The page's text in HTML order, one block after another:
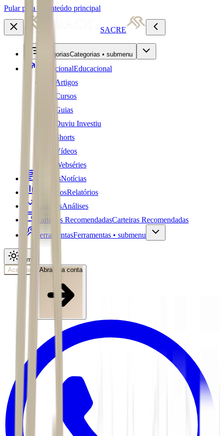
Pular para o conteúdo principal
SACRE
CategoriasCategorias • submenu
EducacionalEducacional
Artigos
Cursos
Guias
Ouviu Investiu
Shorts
Vídeos
Webséries
NotíciasNotícias
RelatóriosRelatórios
AnálisesAnálises
Carteiras RecomendadasCarteiras Recomendadas
FerramentasFerramentas • submenu
Tema
Acessar
Abra sua conta